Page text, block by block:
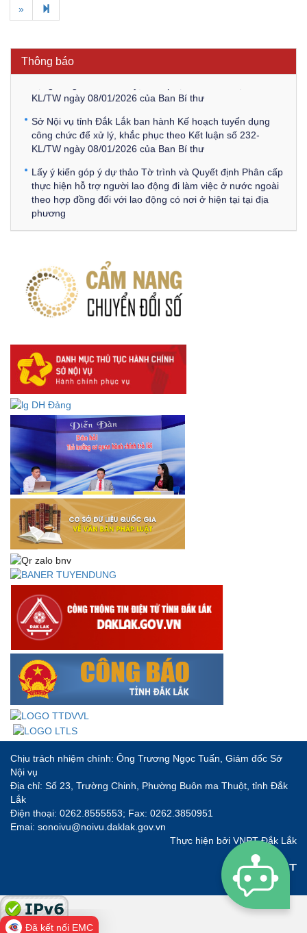
»
Thông báo
Thông báo Về việc triệu tập thí sinh tham gia thi tuyển
Thông báo Về việc đăng tải các văn bản ôn tập kỳ tuyển
KL/TW ngày 08/01/2026 của Ban Bí thư
Sở Nội vụ tỉnh Đắk Lắk ban hành Kế hoạch tuyển dụng
công chức để xử lý, khắc phục theo Kết luận số 232-
KL/TW ngày 08/01/2026 của Ban Bí thư
Lấy ý kiến góp ý dự thảo Tờ trình và Quyết định Phân cấp
thực hiện hỗ trợ người lao động đi làm việc ở nước ngoài
theo hợp đồng đối với lao động có nơi ở hiện tại tại địa
phương
Về việc lấy ý kiến góp ý Dự thảo Quyết định phân cấp thực
địa bàn tỉnh Đắk Lắk theo trình tự, thủ tục rút gọn trong
xây dựng, ban hành văn bản quy phạm pháp luật
Góp ý dự thảo Thông tư quy định nghiệp vụ lưu trữ tài liệu
lưu trữ số:
Lấy ý kiến dự thảo Quyết định quy phạm pháp luật quy
định về thành lập, tổ chức và hoạt động của tổ chức phối
hợp liên ngành
Thông báo về việc tải biểu mẫu báo cáo kết quả 06 năm
thực hiện Nghị quyết số 18-NQ/TW và Nghị quyết số 19-
NQ/TW
Thư chúc mừng của Bộ trưởng Bộ Nội vụ nhân dịp kỷ
niệm 78 năm Ngày thành lập Bộ Nội vụ, Ngày truyền
thống ngành Tổ chức nhà nước (28/8/1945-28/8/2023)
Thông báo về việc đăng tải Bộ câu hỏi và gợi ý trả lời Hội
thi dân vận khéo năm 2023
Chịu trách nhiệm chính: Ông Trương Ngọc Tuấn, Giám đốc Sở
Nội vụ
Địa chỉ: Số 23, Trường Chinh, Phường Buôn ma Thuột, tỉnh Đắk
Lắk
Điện thoại: 0262.8555553; Fax: 0262.3850951
Emai: sonoivu@noivu.daklak.gov.vn
Thực hiện bởi VNPT Đắk Lắk
Đã kết nối EMC